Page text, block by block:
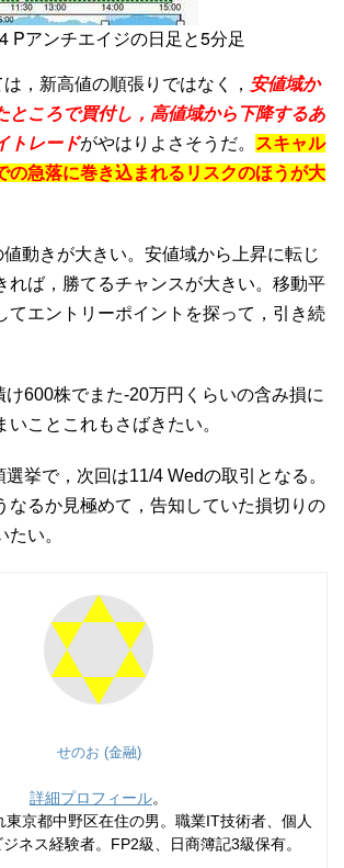
Pアンチエイジの日足と5分足
は，新高値の順張りではなく， 安値域か
ところで買付し，高値域から下降するあ
トレードがやはりよさそうだ。
スキャル
の急落に巻き込まれるリスクのほうが大
値動きが大きい。安値域から上昇に転じ
れば，勝てるチャンスが大きい。移動平
てエントリーポイントを探って，引き続
け600株でまた-20万円くらいの含み損に
いことこれもさばきたい。
挙で，次回は11/4 Wedの取引となる。
なるか見極めて，告知していた損切りの
い。
せのお (金融)
詳細プロフィール。
東京都中野区在住の男。職業IT技術者、個人
ネス経験者。FP2級、日商簿記3級保有。